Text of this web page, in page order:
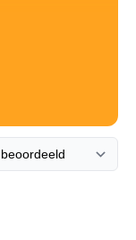
buitenkeukens,
met hoge
luxe BBQ’s.